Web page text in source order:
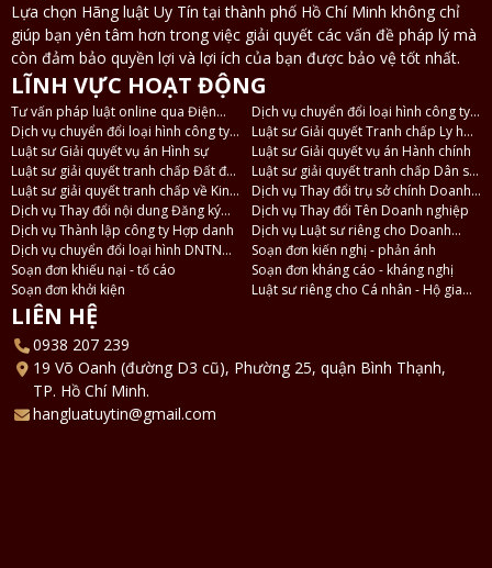
Lựa chọn Hãng luật Uy Tín tại thành phố Hồ Chí Minh không chỉ
giúp bạn yên tâm hơn trong việc giải quyết các vấn đề pháp lý mà
còn đảm bảo quyền lợi và lợi ích của bạn được bảo vệ tốt nhất.
LĨNH VỰC HOẠT ĐỘNG
Tư vấn pháp luật online qua Điện
thoại, Zalo
Dịch vụ chuyển đổi loại hình công ty
TNHH 2 thành viên thành công ty
TNHH 1 thành viên
Dịch vụ chuyển đổi loại hình công ty
TNHH thành công ty Cổ phần và
ngược lại
Luật sư Giải quyết Tranh chấp Ly hôn
và Tài sản
Luật sư Giải quyết vụ án Hình sự
Luật sư Giải quyết vụ án Hành chính
Luật sư giải quyết tranh chấp Đất đai
- Nhà ở
Luật sư giải quyết tranh chấp Dân sự
- Thừa kế
Luật sư giải quyết tranh chấp về Kinh
tế
Dịch vụ Thay đổi trụ sở chính Doanh
nghiệp
Dịch vụ Thay đổi nội dung Đăng ký
Doanh nghiệp
Dịch vụ Thay đổi Tên Doanh nghiệp
Dịch vụ Thành lập công ty Hợp danh
Dịch vụ Luật sư riêng cho Doanh
nghiệp
Dịch vụ chuyển đổi loại hình DNTN
thành Công ty TNHH
Soạn đơn kiến nghị - phản ánh
Soạn đơn khiếu nại - tố cáo
Soạn đơn kháng cáo - kháng nghị
Soạn đơn khởi kiện
Luật sư riêng cho Cá nhân - Hộ gia
LIÊN HỆ
0938 207 239
19 Võ Oanh (đường D3 cũ), Phường 25, quận Bình Thạnh,
TP. Hồ Chí Minh.
hangluatuytin@gmail.com